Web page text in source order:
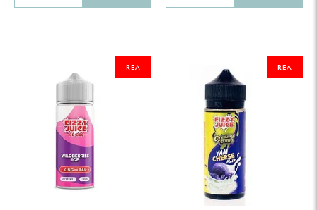
REA
249.00 KR.
179.00 KR.
REA
249.00 KR.
179.00 KR.